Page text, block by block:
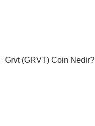
Grvt (GRVT) Coin Nedir?